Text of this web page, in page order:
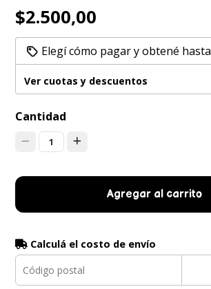
$2.500,00
Elegí cómo pagar y obtené hasta
Ver cuotas y descuentos
Cantidad
1
Agregar al carrito
Calculá el costo de envío